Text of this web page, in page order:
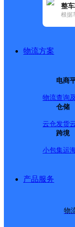
整
根据
物流方案
电商
物流查询
仓储
云仓发货
跨境
小包集运
产品服务
物
城市：唐山市
地区:
不限 曹妃甸区
唐山路北区河北
更多号码
丰润区新军屯镇
更多号码
迁安市建昌营镇